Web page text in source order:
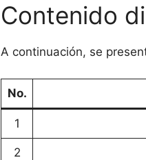
Contenido
A continuación, se
No.
1
2